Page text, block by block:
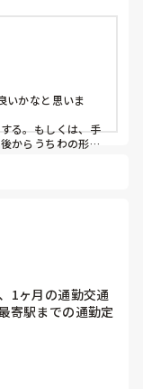
いかなと思いま
る。もしくは、手
からうちわの形に
っています。
です！
1ヶ月の通勤交通
寄駅までの通勤定
の時点で応募を迷
？